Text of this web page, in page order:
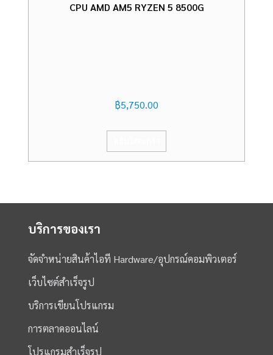
CPU AMD AM5 RYZEN 5 8500G
฿5,750.00
บริการของเรา
จัดจำหน่ายสินค้าไอที Hardware/อุปกรณ์คอมพิวเตอร์
เว็บไซต์สำเร็จรูป
บริการเขียนโปรแกรม
การตลาดออนไลน์
โปรแกรมสำเร็จรูป